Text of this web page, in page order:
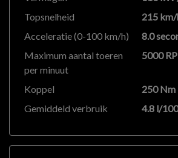
op met de verkoper voor aanvullende
Topsnelheid
215
Acceleratie (0-100 km/h)
8.0
Maximum aantal toeren
per minuut
5000
Koppel
250 Nm
Gemiddeld verbruik
4.8 l/